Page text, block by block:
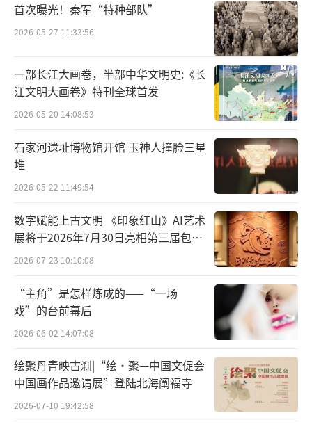
演艺集团、上海交响乐团、上海话剧艺术中
心，都不约而同地选择了相同的价位——19.9
元。后续推出数字藏品的机构，也都把定价定
在几十元至百元之间，被吸引而来的粉丝纷纷
抢购，多数藏品上线即售罄。摩登天空首款数
字藏品定价稍高一些，超前预售阶段定价为98
元，据了解，其藏品开售后很快售罄。
分析
少有炒作
数字藏品的火热一直让行业人士抱有隐
忧：在海外，已经出现不少数字藏品玩家，尤
其是年轻人，盲目投资数字藏品却遭遇市场降
温，导致被“割韭菜”，血本无归。在我国，
数字藏品平台不开放二级交易市场，也是为了
防止无序交易。值得欣喜的是，诞生不久的演
首次曝光！秦军“特种部队”
2026-05-27 11:33:56
一部长江大画卷，半部中华文明史:《长
江文明大画卷》特刊全球首发
2026-05-20 14:08:53
石家河遗址博物馆开馆 玉神人撞脸三星
堆
2026-05-22 11:49:54
数字赋能上古文明 《印象红山》AI艺术
展将于2026年7月30日亮相第三届包头
艺博会
2026-07-23 10:10:08
“主角”是怎样炼成的——“一场
戏”的台前幕后
2026-06-02 14:07:08
绘聚丹青映古刹|“绘·聚—中国文促会
中国画作品邀请展”登陆北海阐福寺
2026-07-10 19:42:58